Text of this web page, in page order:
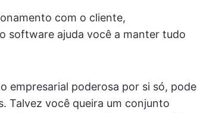
com o cliente,
software ajuda você a manter tudo
empresarial poderosa por si só, pode
Talvez você queira um conjunto